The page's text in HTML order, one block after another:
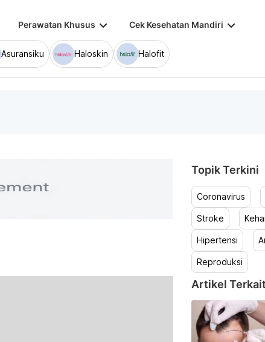
Perawatan Khusus keyboard_arrow_down Cek Kesehatan Mandiri keyboard_arrow_down
Asuransiku Haloskin Halofit
Topik Terkini
Coronavirus
Stroke
Hipertensi
Reproduksi
Artikel Terkait